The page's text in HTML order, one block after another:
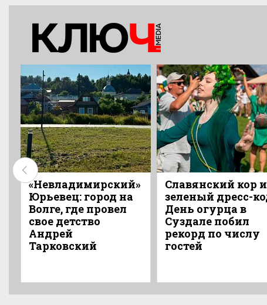
«Невладимирский»
Юрьевец: город на
Волге, где провел
свое детство
Андрей
Тарковский
Славянский кор и
зеленый дресс-
День огурца в
Суздале побил
рекорд по числу
гостей